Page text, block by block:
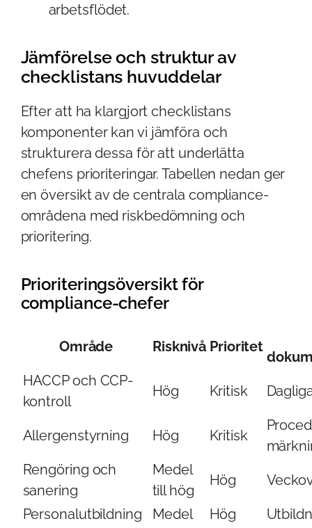
arbetsflödet.
Jämförelse och struktur av
checklistans huvuddelar
Efter att ha klargjort checklistans
komponenter kan vi jämföra och
strukturera dessa för att underlätta
chefens prioriteringar. Tabellen nedan ger
en översikt av de centrala compliance-
områdena med riskbedömning och
prioritering.
Prioriteringsöversikt för
compliance-chefer
Område Risknivå Prioritet
HACCP och CCP-
kontroll
Hög Kritisk
Allergenstyrning Hög Kritisk
Rengöring och
sanering
Medel
till hög
Hög
Personalutbildning Medel Hög